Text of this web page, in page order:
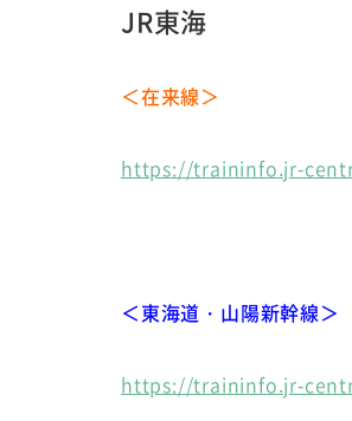
JR東海
＜在来線＞
https://traininfo.jr-
＜東海道・山陽新幹線＞
https://traininfo.jr-